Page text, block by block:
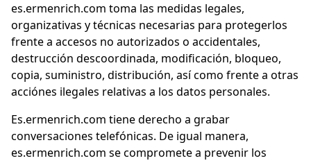
es.ermenrich.com toma las medidas legales,
organizativas y técnicas necesarias para protegerlos
frente a accesos no autorizados o accidentales,
destrucción descoordinada, modificación, bloqueo,
copia, suministro, distribución, así como frente a otras
acciónes ilegales relativas a los datos personales.
Es.ermenrich.com tiene derecho a grabar
conversaciones telefónicas. De igual manera,
es.ermenrich.com se compromete a prevenir los